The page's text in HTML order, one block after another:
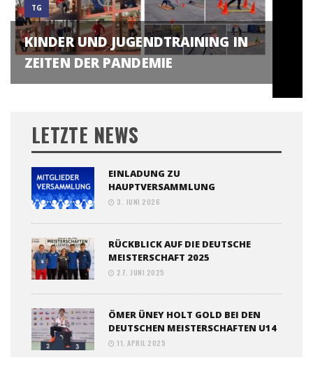
TG
KINDER UND JUGENDTRAINING IN
ZEITEN DER PANDEMIE
LETZTE NEWS
EINLADUNG ZU
HAUPTVERSAMMLUNG
3. JUNI 2026
RÜCKBLICK AUF DIE DEUTSCHE
MEISTERSCHAFT 2025
27. JUNI 2025
ÖMER ÜNEY HOLT GOLD BEI DEN
DEUTSCHEN MEISTERSCHAFTEN U14
11. APRIL 2025